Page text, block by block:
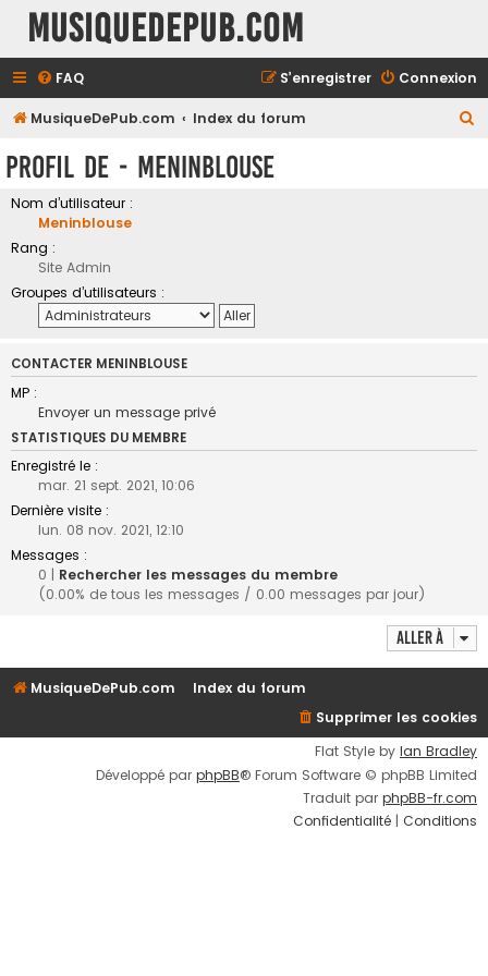
MusiqueDePub.com
FAQ Connexion
S’enregistrer
MusiqueDePub.com Index du forum
r
Profil de - Meninblouse
Nom d’utilisateur :
Meninblouse
Rang :
Site Admin
Groupes d’utilisateurs :
CONTACTER MENINBLOUSE
MP :
Envoyer un message privé
STATISTIQUES DU MEMBRE
Enregistré le :
mar. 21 sept. 2021, 10:06
Dernière visite :
lun. 08 nov. 2021, 12:10
Messages :
0 | Rechercher les messages du membre
(0.00% de tous les messages / 0.00 messages par jour)
Aller à
MusiqueDePub.com
Index du forum
Supprimer les cookies
Flat Style by Ian Bradley
Développé par phpBB® Forum Software © phpBB Limited
Traduit par phpBB-fr.com
Confidentialité | Conditions